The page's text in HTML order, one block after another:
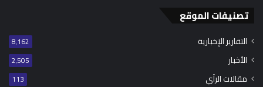
تصنيفات الموقع
التقارير الإخبارية 8٬162
الأخبار 2٬505
مقالات الرأي 113